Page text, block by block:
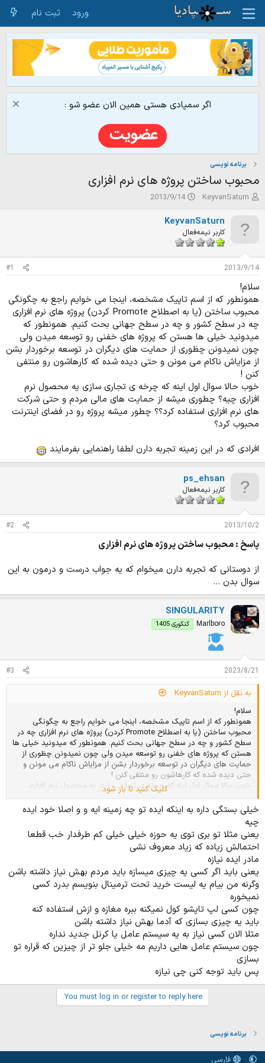
ورود ثبت نام
اگر سمپادی هستی همین الان عضو شو :
برنامه نویسی
محبوب ساختن پروژه های نرم افزاری
ش
ع
د
ه
م
و
ض
و
ع
KeyvanSaturn
ت
ر
خ
ش
ر
و
2013/9/14
KeyvanSaturn
کاربر نیمه‌فعال
2013/9/14
#1
سلام!
همونطور که از اسم تاپیک مشخصه، اینجا می خوایم راجع به چگونگی
محبوب ساختن (یا به اصطلاح Promote کردن) پروژه های نرم افزاری
چه در سطح کشور و چه در سطح جهانی بحث کنیم. همونطور که
میدونید خیلی ها هستن که پروژه های خفنی رو توسعه میدن ولی
چون نمیدونن چظوری از حمایت های دیگران در توسعه برخوردار بشن
از مزایاش ناکام می مونن و حتی دیده شده که کارهاشون رو منتفی
کنن !
خوب حالا سوال اول اینه که چرخه ی تجاری سازی یه محصول نرم
افزاری چیه؟ چطوری میشه از حمایت های مالی مردم و حتی شرکت
های نرم افزاری استفاده کرد؟؟ چطور میشه پروژه رو در فضای اینترنت
محبوب کرد؟
افرادی که در این زمینه تجربه دارن لطفا راهنمایی بفرمایند
ps_ehsan
کاربر نیمه‌فعال
2013/10/2
#2
پاسخ : محبوب ساختن پروژه های نرم افزاری
از دوستانی که تجربه دارن میخوام که یه جواب درست و درمون به این
سوال بدن ...
SINGULARITY
Marlboro کنکوری 1405
2023/8/21
#3
به نقل از KeyvanSaturn :
سلام!
همونطور که از اسم تاپیک مشخصه، اینجا می خوایم راجع به چگونگی
محبوب ساختن (یا به اصطلاح Promote کردن) پروژه های نرم افزاری چه در
سطح کشور و چه در سطح جهانی بحث کنیم. همونطور که میدونید خیلی ها
هستن که پروژه های خفنی رو توسعه میدن ولی چون نمیدونن چظوری از
حمایت های دیگران در توسعه برخوردار بشن از مزایاش ناکام می مونن و
حتی دیده شده که کارهاشون رو منتفی کنن !
خوب حالا سوال اول اینه که چرخه ی تجاری سازی یه محصول نرم افزاری
چیه؟ چطوری میشه از حمایت های مالی مردم و حتی شرکت های نرم افزاری
استفاده کرد؟؟ چطور میشه پروژه رو در فضای اینترنت محبوب کرد؟
افرادی که در این زمینه تجربه دارن لطفا راهنمایی بفرمایند
کلیک کنید تا باز شود...
خیلی بستگی داره به اینکه ایده تو چه زمینه ایه و و اصلا خود ایده
چیه
یعنی مثلا تو بری توی یه حوزه خیلی خیلی کم طرفدار خب قطعا
احتمالش زیاده که زیاد معروف نشی
مادر ایده نیازه
یعنی باید اگر کسی یه چیزی میسازه باید مردم بهش نیاز داشته باشن
وگرنه من بیام یه لیست خرید تحت ترمینال بنویسم بدرد کسی
نمیخوره
چون کسی لپ تاپشو کول نمیکنه ببره مغازه و ازش استفاده کنه
باید یه چیزی بسازی که آدما بهش نیاز داشته باشن
مثلا الان کسی نیاز به یه سیستم عامل یا کرنل جدید نداره
چون سیستم عامل هایی داریم مه خیلی جلو تر از چیزین که قراره تو
بسازی
پس باید توجه کنی چی نیازه
You must log in or register to reply here.
برنامه نویسی
فارسی